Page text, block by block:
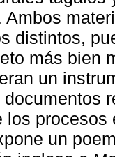
Ambos
distintos,
más bien
un
los
un